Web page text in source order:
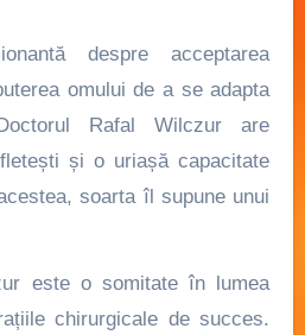
despre acceptarea
omului de a se adapta
Rafal Wilczur are
și o uriașă capacitate
soarta îl supune unui
este o somitate în lumea
chirurgicale de succes.